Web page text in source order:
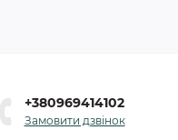
+380969414102
Замовити дзвінок